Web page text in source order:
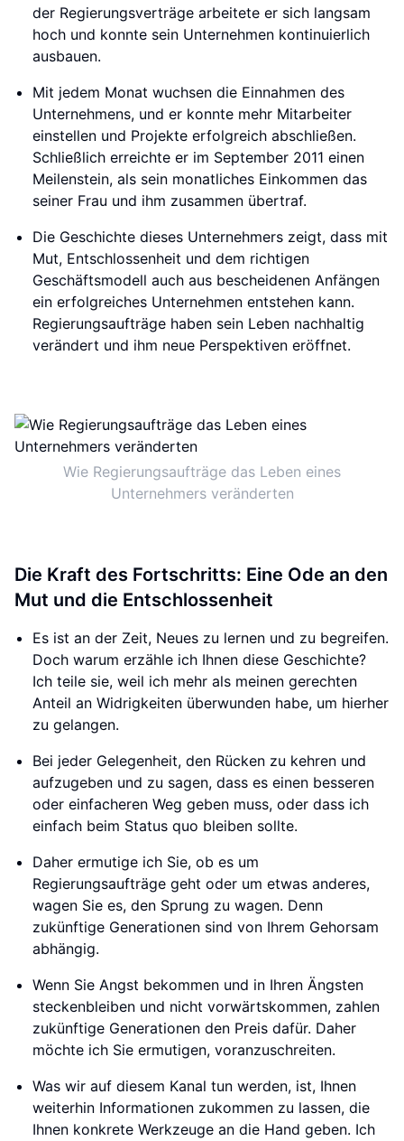
der Regierungsverträge arbeitete er sich langsam
hoch und konnte sein Unternehmen kontinuierlich
ausbauen.
Mit jedem Monat wuchsen die Einnahmen des
Unternehmens, und er konnte mehr Mitarbeiter
einstellen und Projekte erfolgreich abschließen.
Schließlich erreichte er im September 2011 einen
Meilenstein, als sein monatliches Einkommen das
seiner Frau und ihm zusammen übertraf.
Die Geschichte dieses Unternehmers zeigt, dass mit
Mut, Entschlossenheit und dem richtigen
Geschäftsmodell auch aus bescheidenen Anfängen
ein erfolgreiches Unternehmen entstehen kann.
Regierungsaufträge haben sein Leben nachhaltig
verändert und ihm neue Perspektiven eröffnet.
Wie Regierungsaufträge das Leben eines
Unternehmers veränderten
Die Kraft des Fortschritts: Eine Ode an den
Mut und die Entschlossenheit
Es ist an der Zeit, Neues zu lernen und zu begreifen.
Doch warum erzähle ich Ihnen diese Geschichte?
Ich teile sie, weil ich mehr als meinen gerechten
Anteil an Widrigkeiten überwunden habe, um hierher
zu gelangen.
Bei jeder Gelegenheit, den Rücken zu kehren und
aufzugeben und zu sagen, dass es einen besseren
oder einfacheren Weg geben muss, oder dass ich
einfach beim Status quo bleiben sollte.
Daher ermutige ich Sie, ob es um
Regierungsaufträge geht oder um etwas anderes,
wagen Sie es, den Sprung zu wagen. Denn
zukünftige Generationen sind von Ihrem Gehorsam
abhängig.
Wenn Sie Angst bekommen und in Ihren Ängsten
steckenbleiben und nicht vorwärtskommen, zahlen
zukünftige Generationen den Preis dafür. Daher
möchte ich Sie ermutigen, voranzuschreiten.
Was wir auf diesem Kanal tun werden, ist, Ihnen
weiterhin Informationen zukommen zu lassen, die
Ihnen konkrete Werkzeuge an die Hand geben. Ich